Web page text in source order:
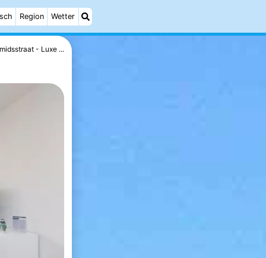
Region Wetter
- Luxe ...